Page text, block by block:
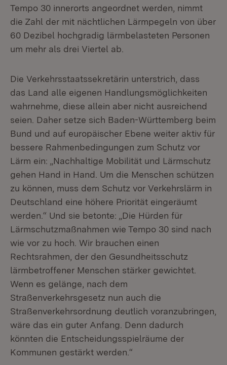
Tempo 30 innerorts angeordnet werden, nimmt
die Zahl der mit nächtlichen Lärmpegeln von über
60 Dezibel hochgradig lärmbelasteten Personen
um mehr als drei Viertel ab.
Die Verkehrsstaatssekretärin unterstrich, dass
das Land alle eigenen Handlungsmöglichkeiten
wahrnehme, diese allein aber nicht ausreichend
seien. Daher setze sich Baden-Württemberg beim
Bund und auf europäischer Ebene weiter aktiv für
bessere Rahmenbedingungen zum Schutz vor
Lärm ein: „Nachhaltige Mobilität und Lärmschutz
gehen Hand in Hand. Um die Menschen schützen
zu können, muss dem Schutz vor Verkehrslärm in
Deutschland eine höhere Priorität eingeräumt
werden.“ Und sie betonte: „Die Hürden für
Lärmschutzmaßnahmen wie Tempo 30 sind nach
wie vor zu hoch. Wir brauchen einen
Rechtsrahmen, der den Gesundheitsschutz
lärmbetroffener Menschen stärker gewichtet.
Wenn es gelänge, nach dem
Straßenverkehrsgesetz nun auch die
Straßenverkehrsordnung deutlich voranzubringen,
wäre das ein guter Anfang. Denn dadurch
könnten die Entscheidungsspielräume der
Kommunen gestärkt werden.“